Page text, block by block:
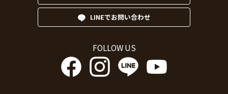
LINEでお問い合わせ
FOLLOW US